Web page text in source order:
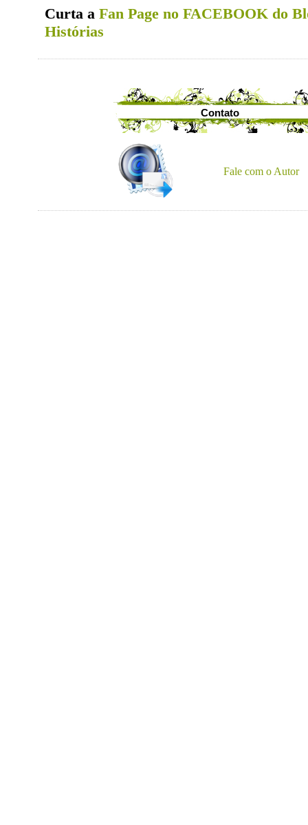
Curta a Fan Page no FACEBOOK do
Histórias
Contato
Fale com o Autor